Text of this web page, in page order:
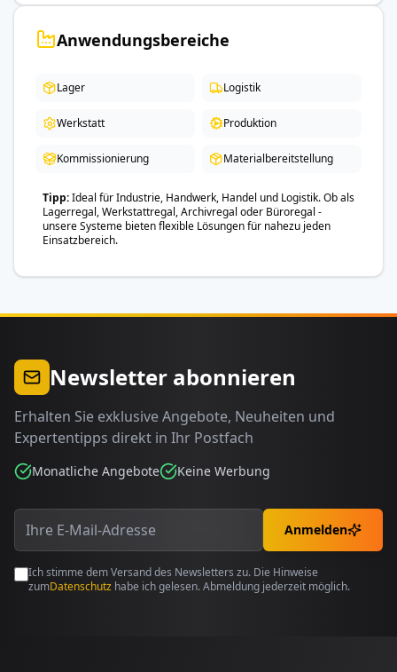
Anwendungsbereiche
Lager Logistik
Werkstatt Produktion
Kommissionierung Materialbereitstellung
Tipp Ideal für Industrie, Handwerk, Handel und Logistik. Ob als
Lagerregal, Werkstattregal, Archivregal oder Büroregal -
unsere Systeme bieten flexible Lösungen für nahezu jeden
Einsatzbereich.
Newsletter abonnieren
Erhalten Sie exklusive Angebote, Neuheiten und
Expertentipps direkt in Ihr Postfach
Monatliche Angebote Keine Werbung
Anmelden
Ich stimme dem Versand des Newsletters zu. Die Hinweise
zumDatenschutz habe ich gelesen. Abmeldung jederzeit möglich.